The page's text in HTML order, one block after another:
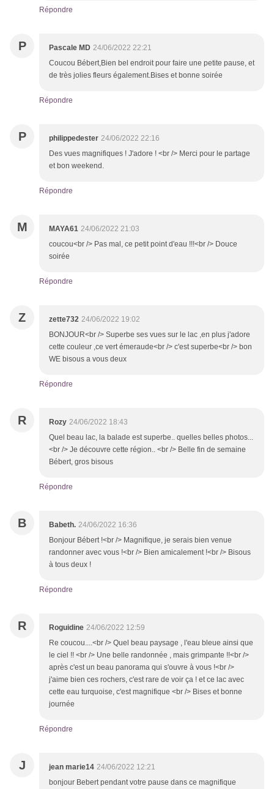
Répondre
P Pascale MD 24/06/2022 22:21
Coucou Bébert,Bien bel endroit pour faire une petite pause, et
de très jolies fleurs également.Bises et bonne soirée
Répondre
P philippedester 24/06/2022 22:16
Des vues magnifiques ! J'adore ! <br /> Merci pour le partage
et bon weekend.
Répondre
M MAYA61 24/06/2022 21:03
coucou<br /> Pas mal, ce petit point d'eau !!!<br /> Douce
soirée
Répondre
Z zette732 24/06/2022 19:02
BONJOUR<br /> Superbe ses vues sur le lac ,en plus j'adore
cette couleur ,ce vert émeraude<br /> c'est superbe<br /> bon
WE bisous a vous deux
Répondre
R Rozy 24/06/2022 18:43
Quel beau lac, la balade est superbe.. quelles belles photos...
<br /> Je découvre cette région.. <br /> Belle fin de semaine
Bébert, gros bisous
Répondre
B Babeth. 24/06/2022 16:36
Bonjour Bébert !<br /> Magnifique, je serais bien venue
randonner avec vous !<br /> Bien amicalement !<br /> Bisous
à tous deux !
Répondre
R Roguidine 24/06/2022 12:59
Re coucou....<br /> Quel beau paysage , l'eau bleue ainsi que
le ciel !! <br /> Une belle randonnée , mais grimpante !!<br />
après c'est un beau panorama qui s'ouvre à vous !<br />
j'aime bien ces rochers, c'est rare de voir ça ! et ce lac avec
cette eau turquoise, c'est magnifique <br /> Bises et bonne
journée
Répondre
J jean marie14 24/06/2022 12:21
bonjour Bebert pendant votre pause dans ce magnifique